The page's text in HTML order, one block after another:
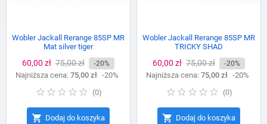
Wobler Jackall Rerange 85SP MR
Mat silver tiger
Cena
60,00 zł Cena
podstawowa
75,00 zł -20%
Najniższa cena: 75,00 zł -20%
(0)
 Dodaj do koszyka
Wobler Jackall Rerange 85SP MR
TRICKY SHAD
Cena
60,00 zł Cena
podstawowa
75,00 zł -20%
Najniższa cena: 75,00 zł -20%
(0)
 Dodaj do koszyka